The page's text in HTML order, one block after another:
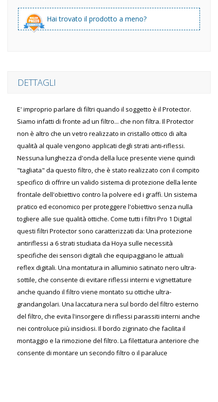
Hai trovato il prodotto a meno?
DETTAGLI
E' improprio parlare di filtri quando il soggetto è il Protector.
Siamo infatti di fronte ad un filtro... che non filtra. Il Protector
non è altro che un vetro realizzato in cristallo ottico di alta
qualità al quale vengono applicati degli strati anti-riflessi.
Nessuna lunghezza d'onda della luce presente viene quindi
"tagliata" da questo filtro, che è stato realizzato con il compito
specifico di offrire un valido sistema di protezione della lente
frontale dell'obiettivo contro la polvere ed i graffi. Un sistema
pratico ed economico per proteggere l'obiettivo senza nulla
togliere alle sue qualità ottiche. Come tutti i filtri Pro 1 Digital
questi filtri Protector sono caratterizzati da: Una protezione
antiriflessi a 6 strati studiata da Hoya sulle necessità
specifiche dei sensori digitali che equipaggiano le attuali
reflex digitali. Una montatura in alluminio satinato nero ultra-
sottile, che consente di evitare riflessi interni e vignettature
anche quando il filtro viene montato su ottiche ultra-
grandangolari. Una laccatura nera sul bordo del filtro esterno
del filtro, che evita l'insorgere di riflessi parassiti interni anche
nei controluce più insidiosi. Il bordo zigrinato che facilita il
montaggio e la rimozione del filtro. La filettatura anteriore che
consente di montare un secondo filtro o il paraluce